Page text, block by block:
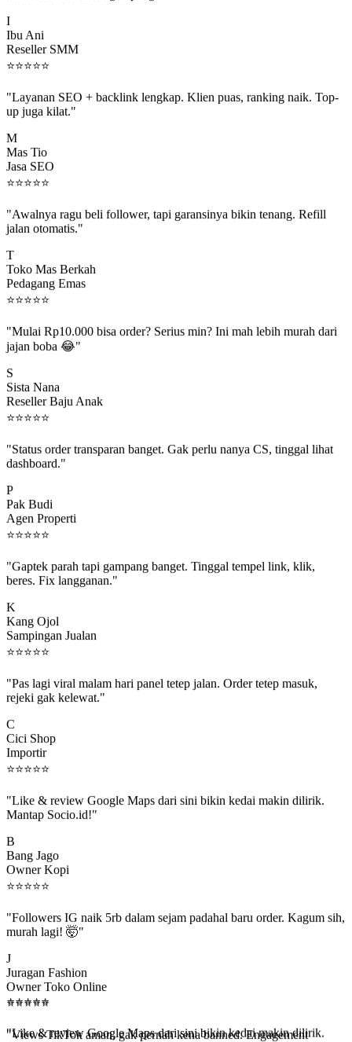
Ibu Ani
Reseller SMM
⭐⭐⭐⭐⭐
up juga kilat."
Mas Tio
Jasa SEO
⭐⭐⭐⭐⭐
jalan otomatis."
Toko Mas Berkah
Pedagang Emas
⭐⭐⭐⭐⭐
jajan boba 😂"
Sista Nana
Reseller Baju Anak
⭐⭐⭐⭐⭐
dashboard."
Pak Budi
Agen Properti
⭐⭐⭐⭐⭐
beres. Fix langganan."
Kang Ojol
Sampingan Jualan
⭐⭐⭐⭐⭐
rejeki gak kelewat."
Cici Shop
Importir
⭐⭐⭐⭐⭐
Mantap Socio.id!"
Bang Jago
Owner Kopi
⭐⭐⭐⭐ ⭐
murah lagi! 🤯"
Juragan Fashion
Owner Toko Online
⭐⭐⭐⭐ ⭐
beneran naik, algoritma suka."
⭐ ⭐ ⭐ ⭐ ⭐